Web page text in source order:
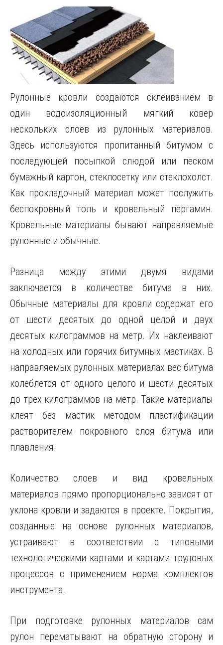
Рулонные кровли создаются склеиванием в
один водоизоляционный мягкий ковер
нескольких слоев из рулонных материалов.
Здесь используются пропитанный битумом с
последующей посыпкой слюдой или песком
бумажный картон, стеклосетку или стеклохолст.
Как прокладочный материал может послужить
беспокровный толь и кровельный пергамин.
Кровельные материалы бывают направляемые
рулонные и обычные.
Разница между этими двумя видами
заключается в количестве битума в них.
Обычные материалы для кровли содержат его
от шести десятых до одной целой и двух
десятых килограммов на метр. Их наклеивают
на холодных или горячих битумных мастиках. В
направляемых рулонных материалах вес битума
колеблется от одного целого и шести десятых
до трех килограммов на метр. Такие материалы
клеят без мастик методом пластификации
растворителем покровного слоя битума или
плавления.
Количество слоев и вид кровельных
материалов прямо пропорционально зависят от
уклона кровли и задаются в проекте. Покрытия,
созданные на основе рулонных материалов,
устраивают в соответствии с типовыми
технологическими картами и картами трудовых
процессов с применением норма комплектов
инструмента.
При подготовке рулонных материалов сам
рулон перематывают на обратную сторону и